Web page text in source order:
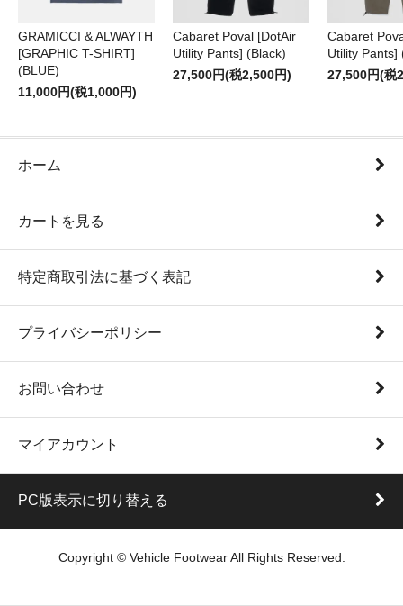
GRAMICCI & ALWAYTH
[GRAPHIC T-SHIRT]
(BLUE)
11,000円(税1,000円)
Cabaret Poval [DotAir
Utility Pants] (Black)
27,500円(税2,500円)
Cabaret
Utility Pants]
27,500円(税
ホーム
カートを見る
特定商取引法に基づく表記
プライバシーポリシー
お問い合わせ
マイアカウント
PC版表示に切り替える
Copyright © Vehicle Footwear All Rights Reserved.